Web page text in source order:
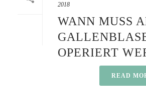
2018
WANN MUSS
OPERIERT
READ